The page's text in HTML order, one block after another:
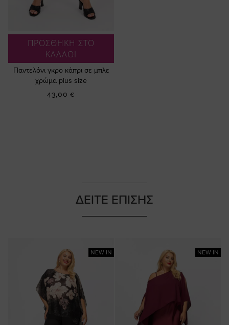
ΠΡΟΣΘΗΚΗ ΣΤΟ
ΚΑΛΑΘΙ
Παντελόνι γκρο κάπρι σε μπλε
χρώμα plus size
43,00 €
NEW IN NEW IN
ΔΕΙΤΕ ΕΠΙΣΗΣ